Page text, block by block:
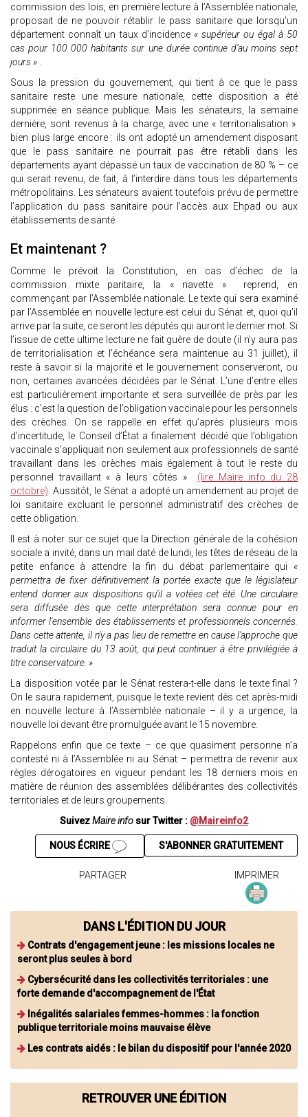
commission des lois, en première lecture à l’Assemblée nationale,
proposait de ne pouvoir rétablir le pass sanitaire que lorsqu’un
département connaît un taux d’incidence« supérieur ou égal à 50
cas pour 100 000 habitants sur une durée continue d’au moins sept
jours » .
Sous la pression du gouvernement, qui tient à ce que le pass
sanitaire reste une mesure nationale, cette disposition a été
supprimée en séance publique. Mais les sénateurs, la semaine
dernière, sont revenus à la charge, avec une « territorialisation »
bien plus large encore : ils ont adopté un amendement disposant
que le pass sanitaire ne pourrait pas être rétabli dans les
départements ayant dépassé un taux de vaccination de 80 % – ce
qui serait revenu, de fait, à l’interdire dans tous les départements
métropolitains. Les sénateurs avaient toutefois prévu de permettre
l’application du pass sanitaire pour l’accès aux Ehpad ou aux
établissements de santé.
Et maintenant ?
Comme le prévoit la Constitution, en cas d’échec de la
commission mixte paritaire, la « navette » reprend, en
commençant par l’Assemblée nationale. Le texte qui sera examiné
par l’Assemblée en nouvelle lecture est celui du Sénat et, quoi qu’il
arrive par la suite, ce seront les députés qui auront le dernier mot. Si
l’issue de cette ultime lecture ne fait guère de doute (il n’y aura pas
de territorialisation et l’échéance sera maintenue au 31 juillet), il
reste à savoir si la majorité et le gouvernement conserveront, ou
non, certaines avancées décidées par le Sénat. L’une d’entre elles
est particulièrement importante et sera surveillée de près par les
élus : c’est la question de l’obligation vaccinale pour les personnels
des crèches. On se rappelle en effet qu’après plusieurs mois
d’incertitude, le Conseil d’État a finalement décidé que l’obligation
vaccinale s’appliquait non seulement aux professionnels de santé
travaillant dans les crèches mais également à tout le reste du
personnel travaillant « à leurs côtés » (lire Maire info du 28
octobre). Aussitôt, le Sénat a adopté un amendement au projet de
loi sanitaire excluant le personnel administratif des crèches de
cette obligation.
Il est à noter sur ce sujet que la Direction générale de la cohésion
sociale a invité, dans un mail daté de lundi, les têtes de réseau de la
petite enfance à attendre la fin du débat parlementaire qui «
permettra de fixer définitivement la portée exacte que le législateur
entend donner aux dispositions qu'il a votées cet été. Une circulaire
sera diffusée dès que cette interprétation sera connue pour en
informer l'ensemble des établissements et professionnels concernés.
Dans cette attente, il n'y a pas lieu de remettre en cause l'approche que
traduit la circulaire du 13 août, qui peut continuer à être privilégiée à
titre conservatoire. »
La disposition votée par le Sénat restera-t-elle dans le texte final ?
On le saura rapidement, puisque le texte revient dès cet après-midi
en nouvelle lecture à l’Assemblée nationale – il y a urgence, la
nouvelle loi devant être promulguée avant le 15 novembre.
Rappelons enfin que ce texte – ce que quasiment personne n’a
contesté ni à l’Assemblée ni au Sénat – permettra de revenir aux
règles dérogatoires en vigueur pendant les 18 derniers mois en
matière de réunion des assemblées délibérantes des collectivités
territoriales et de leurs groupements.
SuivezMaire info sur Twitter : @Maireinfo2
S'ABONNER GRATUITEMENT
NOUS ÉCRIRE
PARTAGER IMPRIMER
DANS L'ÉDITION DU JOUR
Contrats d'engagement jeune : les missions locales ne
seront plus seules à bord
Cybersécurité dans les collectivités territoriales : une
forte demande d'accompagnement de l'État
Inégalités salariales femmes-hommes : la fonction
publique territoriale moins mauvaise élève
Les contrats aidés : le bilan du dispositif pour l'année 2020
RETROUVER UNE ÉDITION